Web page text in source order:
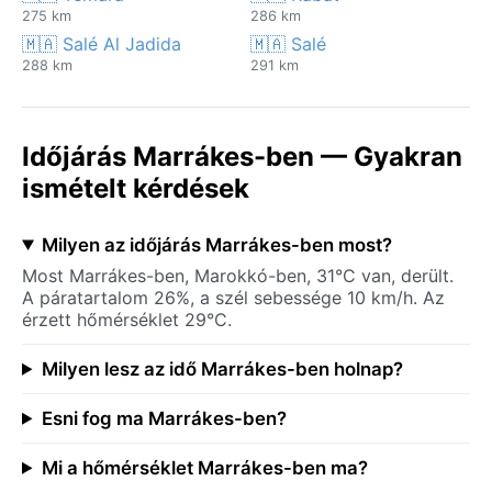
275 km 286 km
🇲🇦 Salé Al Jadida
288 km
🇲🇦 Salé
291 km
Időjárás Marrákes-ben — Gyakran
ismételt kérdések
Milyen az időjárás Marrákes-ben most?
Most Marrákes-ben, Marokkó-ben, 31°C van, derült.
A páratartalom 26%, a szél sebessége 10 km/h. Az
érzett hőmérséklet 29°C.
Milyen lesz az idő Marrákes-ben holnap?
Esni fog ma Marrákes-ben?
Mi a hőmérséklet Marrákes-ben ma?